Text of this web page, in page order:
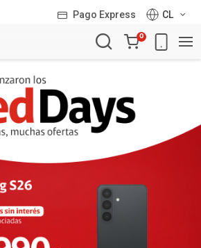
Pago Express
CL
Carro
de
0